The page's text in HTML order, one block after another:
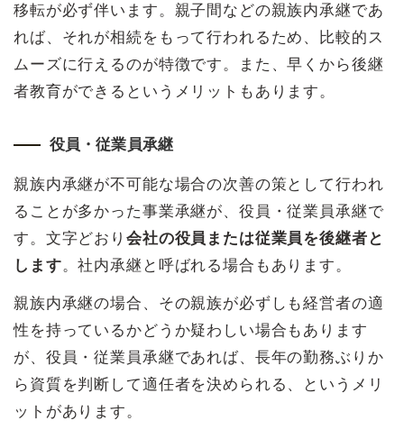
移転が必ず伴います。親子間などの親族内承継であ
れば、それが相続をもって行われるため、比較的ス
ムーズに行えるのが特徴です。また、早くから後継
者教育ができるというメリットもあります。
役員・従業員承継
親族内承継が不可能な場合の次善の策として行われ
ることが多かった事業承継が、役員・従業員承継で
す。文字どおり 会社の役員または従業員を後継者と
します。社内承継と呼ばれる場合もあります。
親族内承継の場合、その親族が必ずしも経営者の適
性を持っているかどうか疑わしい場合もあります
が、役員・従業員承継であれば、長年の勤務ぶりか
ら資質を判断して適任者を決められる、というメリ
ットがあります。